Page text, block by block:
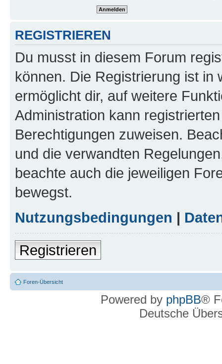
REGISTRIEREN
Du musst in diesem Forum
können. Die Registrierung ist in
ermöglicht dir, auf weitere
Administration kann
Berechtigungen zuweisen.
und die verwandten
beachte auch die jeweiligen
bewegst.
Nutzungsbedingungen |
Registrieren
Foren-Übersicht
Powered by phpBB®
Deutsche